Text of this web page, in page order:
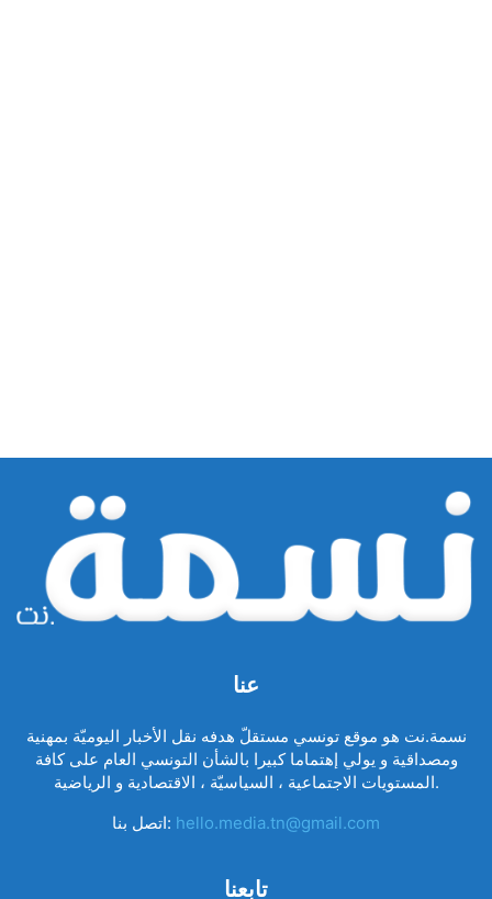
عنا
نسمة.نت هو موقع تونسي مستقلّ هدفه نقل الأخبار اليوميّة بمهنية
ومصداقية و يولي إهتماما كبيرا بالشأن التونسي العام على كافة
المستويات الاجتماعية ، السياسيّة ، الاقتصادية و الرياضية.
اتصل بنا: hello.media.tn@gmail.com
تابعنا